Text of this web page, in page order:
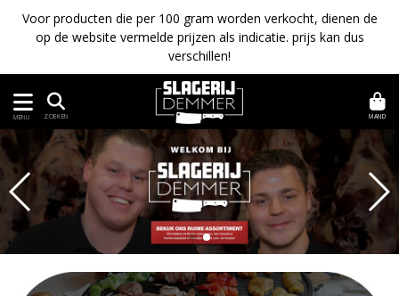
Voor producten die per 100 gram worden verkocht, dienen de
op de website vermelde prijzen als indicatie. prijs kan dus
verschillen!
MENU ZOEKEN MAND